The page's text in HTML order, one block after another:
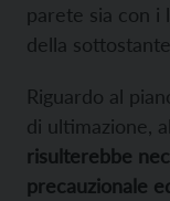
parete sia con
della
Riguardo al
di ultimazione,
risulterebbe
precauzionale